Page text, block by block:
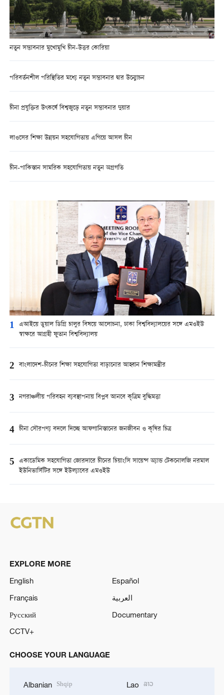
নতুন সম্ভাবনার মুখোমুখি চীন-উত্তর কোরিয়া
পরিবর্তনশীল পরিস্থিতির মধ্যে নতুন সম্ভাবনার দ্বার উন্মোচন
চীনা প্রযুক্তির উৎকর্ষে বিশ্বজুড়ে নতুন সম্ভাবনার দুয়ার
লাওসের শিক্ষা উন্নয়ন সহযোগিতায় এগিয়ে আসল চীন
চীন-পাকিস্তান সামরিক সহযোগিতায় নতুন অগ্রগতি
1 এআইয়ে ডুয়াল ডিগ্রি চালুর বিষয়ে আলোচনা, ঢাকা বিশ্ববিদ্যালয়ের সঙ্গে এমওইউ
স্বাক্ষরে আগ্রহী ফুতান বিশ্ববিদ্যালয়
2 বাংলাদেশ-চীনের শিক্ষা সহযোগিতা বাড়ানোর আহ্বান শিক্ষামন্ত্রীর
3 নগরাঞ্চলীয় পরিবহন ব্যবস্থাপনায় বিপ্লব আনবে কৃত্রিম বুদ্ধিমত্তা
4 চীনা সৌরপণ্য বদলে দিচ্ছে আফগানিস্তানের জনজীবন ও কৃষির চিত্র
5 একাডেমিক সহযোগিতা জোরদারে চীনের চিয়াংসি সায়েন্স অ্যান্ড টেকনোলজি নরমাল
ইউনিভার্সিটির সঙ্গে ইউল্যাবের এমওইউ
EXPLORE MORE
English
Español
Français
العربية
Русский
Documentary
CCTV+
CHOOSE YOUR LANGUAGE
Albanian Shqip Lao ລາວ